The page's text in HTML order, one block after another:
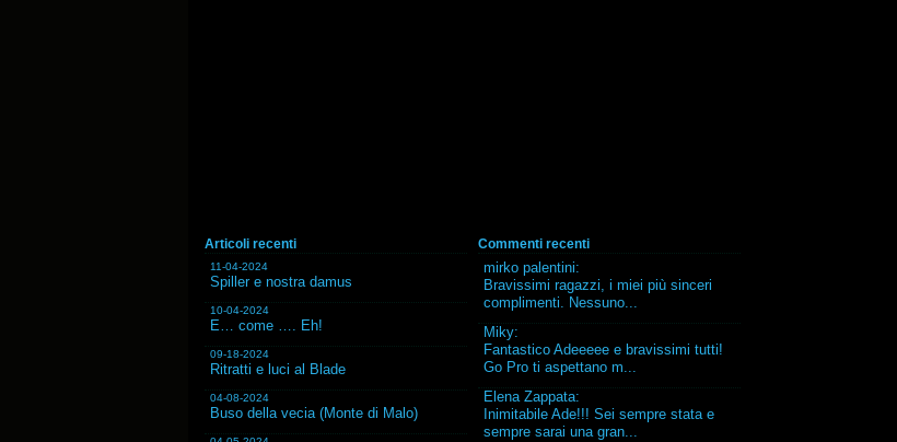
Articoli recenti
11-04-2024
Spiller e nostra damus
10-04-2024
E… come …. Eh!
09-18-2024
Ritratti e luci al Blade
04-08-2024
Buso della vecia (Monte di Malo)
Commenti recenti
mirko palentini:
Bravissimi ragazzi, i miei più sinceri
complimenti. Nessuno...
Miky:
Fantastico Adeeeee e bravissimi tutti!
Go Pro ti aspettano m...
Elena Zappata:
Inimitabile Ade!!! Sei sempre stata e
sempre sarai una gran...